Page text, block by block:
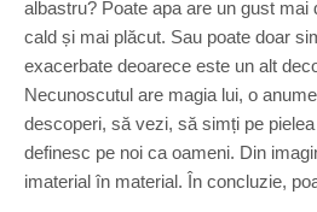
albastru? Poate apa are un gust mai
cald și mai plăcut. Sau poate doar
exacerbate deoarece este un alt
Necunoscutul are magia lui, o
descoperi, să vezi, să simți pe
definesc pe noi ca oameni. Din
imaterial în material. În concluzie,